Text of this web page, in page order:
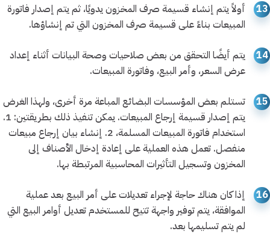
13
أولاً يتم إنشاء قسيمة صرف المخزون يدويًا، ثم يتم إصدار فاتورة
المبيعات بناءً على قسيمة صرف المخزون التي تم إنشاؤها.
14
يتم أيضًا التحقق من بعض صلاحيات وصحة البيانات أثناء إعداد
عرض السعر، وأمر البيع، وفاتورة المبيعات.
15
تستلم بعض المؤسسات البضائع المباعة مرة أخرى، ولهذا الغرض
يتم إصدار قسيمة إرجاع المبيعات. يمكن تنفيذ ذلك بطريقتين: 1.
استخدام فاتورة المبيعات المسلمة، 2. إنشاء بيان إرجاع مبيعات
منفصل. تعمل هذه العملية على إعادة إدخال الأصناف إلى
المخزون وتسجيل التأثيرات المحاسبية المرتبطة بها.
16
إذا كان هناك حاجة لإجراء تعديلات على أمر البيع بعد عملية
الموافقة، يتم توفير واجهة تتيح للمستخدم تعديل أوامر البيع التي
لم يتم تسليمها بعد.